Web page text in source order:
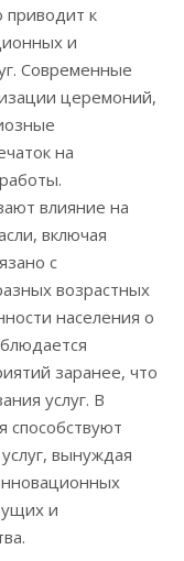
приводит к
и
Современные
церемоний,
на
влияние на
включая
с
возрастных
населения о
заранее, что
услуг. В
способствуют
вынуждая
и